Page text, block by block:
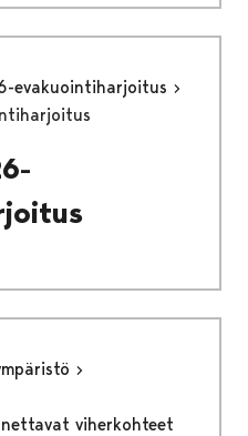
evakuointiharjoitus
viherkohteet